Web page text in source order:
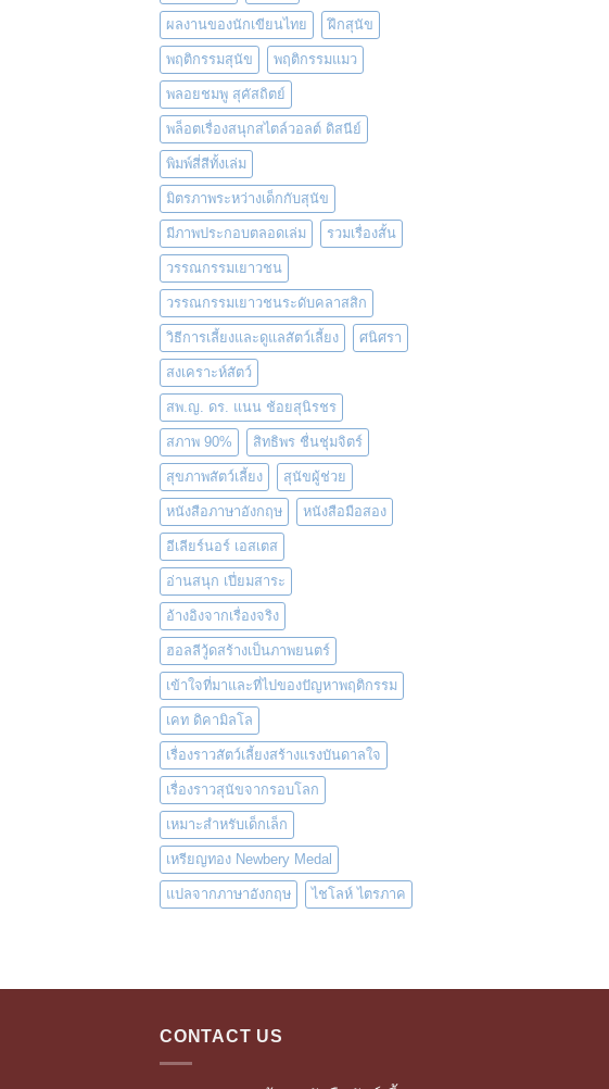
ผลงานของนักเขียนไทย ฝึกสุนัข
พฤติกรรมสุนัข พฤติกรรมแมว
พลอยชมพู สุคัสถิตย์
พล็อตเรื่องสนุกสไตล์วอลต์ ดิสนีย์
พิมพ์สี่สีทั้งเล่ม
มิตรภาพระหว่างเด็กกับสุนัข
มีภาพประกอบตลอดเล่ม รวมเรื่องสั้น
วรรณกรรมเยาวชน
วรรณกรรมเยาวชนระดับคลาสสิก
วิธีการเลี้ยงและดูแลสัตว์เลี้ยง ศนิศรา
สงเคราะห์สัตว์
สพ.ญ. ดร. แนน ช้อยสุนิรชร
สภาพ 90% สิทธิพร ชื่นชุ่มจิตร์
สุขภาพสัตว์เลี้ยง สุนัขผู้ช่วย
หนังสือภาษาอังกฤษ หนังสือมือสอง
อีเลียร์นอร์ เอสเตส
อ่านสนุก เปี่ยมสาระ
อ้างอิงจากเรื่องจริง
ฮอลลีวู้ดสร้างเป็นภาพยนตร์
เข้าใจที่มาและที่ไปของปัญหาพฤติกรรม
เคท ดิคามิลโล
เรื่องราวสัตว์เลี้ยงสร้างแรงบันดาลใจ
เรื่องราวสุนัขจากรอบโลก
เหมาะสำหรับเด็กเล็ก
เหรียญทอง Newbery Medal
แปลจากภาษาอังกฤษ ไชโลห์ ไตรภาค
CONTACT US